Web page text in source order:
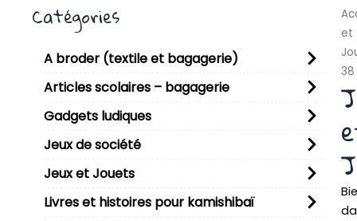
Catégories
A broder (textile et bagagerie)
Articles scolaires – bagagerie
Gadgets ludiques
Jeux de société
Jeux et Jouets
Livres et histoires pour kamishibaï
et
38